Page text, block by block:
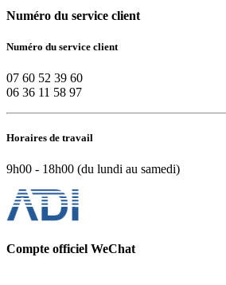
Numéro du service client
Numéro du service client
07 60 52 39 60
06 36 11 58 97
Horaires de travail
9h00 - 18h00 (du lundi au samedi)
Compte officiel WeChat